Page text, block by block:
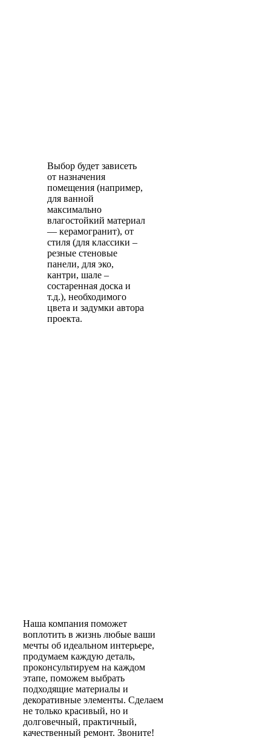
Выбор будет зависеть
от назначения
помещения (например,
для ванной
максимально
влагостойкий материал
— керамогранит), от
стиля (для классики –
резные стеновые
панели, для эко,
кантри, шале –
состаренная доска и
т.д.), необходимого
цвета и задумки автора
проекта.
Наша компания поможет
воплотить в жизнь любые ваши
мечты об идеальном интерьере,
продумаем каждую деталь,
проконсультируем на каждом
этапе, поможем выбрать
подходящие материалы и
декоративные элементы. Сделаем
не только красивый, но и
долговечный, практичный,
качественный ремонт. Звоните!